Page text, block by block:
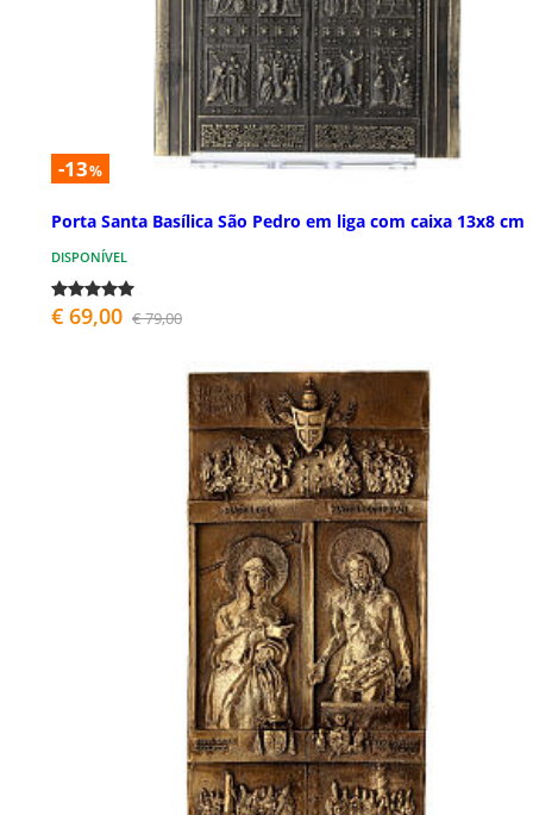
-13%
Porta Santa Basílica São Pedro em liga com caixa 13x8 cm
DISPONÍVEL
€ 69,00 € 79,00